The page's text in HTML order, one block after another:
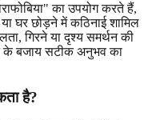
का उपयोग करते हैं,
घर छोड़ने में कठिनाई शामिल
गिरने या दृश्य समर्थन की
के बजाय सटीक अनुभव का
है?